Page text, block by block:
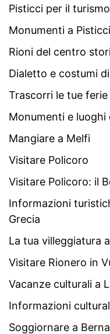
Pisticci per il
Monumenti a Pisticci
Rioni del centro
Dialetto e costumi
Trascorri le tue
Monumenti e
Mangiare a Melfi
Visitare Policoro
Visitare Policoro: il
Informazioni
Grecia
La tua villeggiatura
Visitare Rionero in
Vacanze culturali a
Informazioni
Soggiornare a